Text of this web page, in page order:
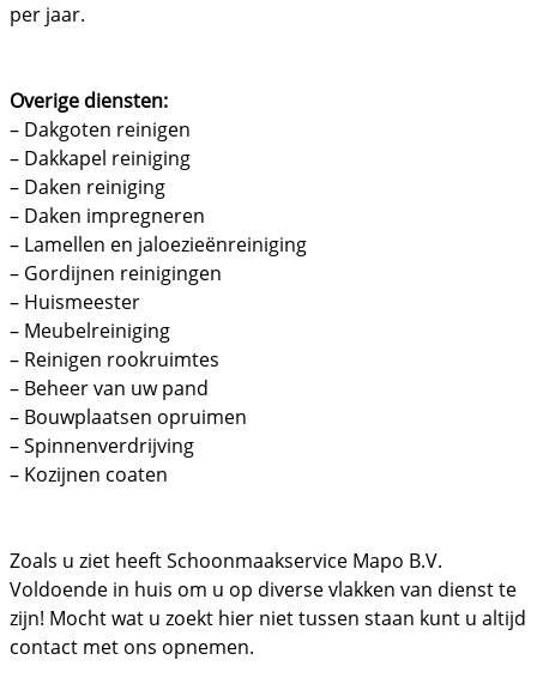
per jaar.
Overige diensten:
– Dakgoten reinigen
– Dakkapel reiniging
– Daken reiniging
– Daken impregneren
– Lamellen en jaloezieënreiniging
– Gordijnen reinigingen
– Huismeester
– Meubelreiniging
– Reinigen rookruimtes
– Beheer van uw pand
– Bouwplaatsen opruimen
– Spinnenverdrijving
– Kozijnen coaten
Zoals u ziet heeft Schoonmaakservice Mapo B.V.
Voldoende in huis om u op diverse vlakken van dienst te
zijn! Mocht wat u zoekt hier niet tussen staan kunt u altijd
contact met ons opnemen.